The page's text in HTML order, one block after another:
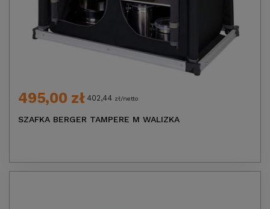
495,00 zł 402,44 zł/netto
SZAFKA BERGER TAMPERE M WALIZKA